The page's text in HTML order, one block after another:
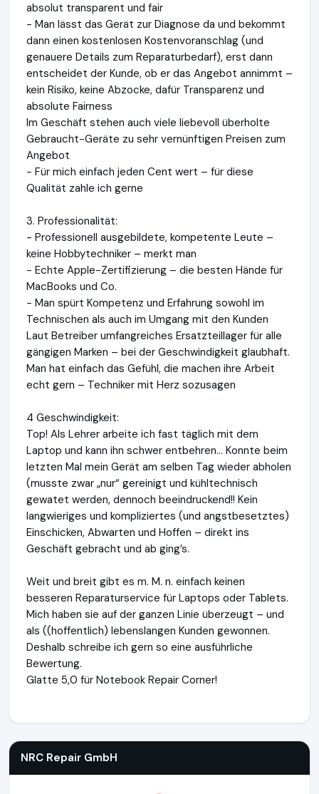
absolut transparent und fair
- Man lässt das Gerät zur Diagnose da und bekommt
dann einen kostenlosen Kostenvoranschlag (und
genauere Details zum Reparaturbedarf), erst dann
entscheidet der Kunde, ob er das Angebot annimmt –
kein Risiko, keine Abzocke, dafür Transparenz und
absolute Fairness
Im Geschäft stehen auch viele liebevoll überholte
Gebraucht-Geräte zu sehr vernünftigen Preisen zum
Angebot
- Für mich einfach jeden Cent wert – für diese
Qualität zahle ich gerne
3. Professionalität:
- Professionell ausgebildete, kompetente Leute –
keine Hobbytechniker – merkt man
- Echte Apple-Zertifizierung – die besten Hände für
MacBooks und Co.
- Man spürt Kompetenz und Erfahrung sowohl im
Technischen als auch im Umgang mit den Kunden
Laut Betreiber umfangreiches Ersatzteillager für alle
gängigen Marken – bei der Geschwindigkeit glaubhaft.
Man hat einfach das Gefühl, die machen ihre Arbeit
echt gern – Techniker mit Herz sozusagen
4 Geschwindigkeit:
Top! Als Lehrer arbeite ich fast täglich mit dem
Laptop und kann ihn schwer entbehren… Konnte beim
letzten Mal mein Gerät am selben Tag wieder abholen
(musste zwar „nur“ gereinigt und kühltechnisch
gewatet werden, dennoch beeindruckend!! Kein
langwieriges und kompliziertes (und angstbesetztes)
Einschicken, Abwarten und Hoffen – direkt ins
Geschäft gebracht und ab ging’s.
Weit und breit gibt es m. M. n. einfach keinen
besseren Reparaturservice für Laptops oder Tablets.
Mich haben sie auf der ganzen Linie überzeugt – und
als ((hoffentlich) lebenslangen Kunden gewonnen.
Deshalb schreibe ich gern so eine ausführliche
Bewertung.
Glatte 5,0 für Notebook Repair Corner!
NRC Repair GmbH